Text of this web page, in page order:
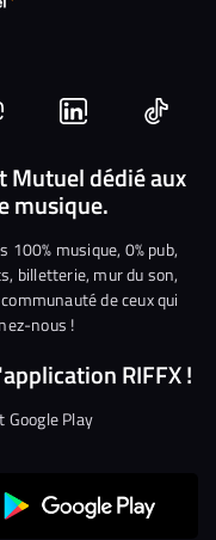
Nous
rejoindre
sur
Linkedin
Nous
Mutuel dédié aux
musique.
musique, 0% pub,
billetterie, mur du son,
de ceux qui
nous !
RIFFX !
Google Play